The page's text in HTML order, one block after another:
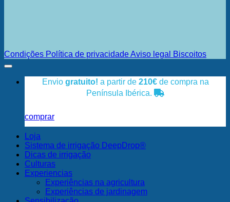
Condições Política de privacidadeAviso legal Biscoitos
Envio gratuito! a partir de 210€de compra na
Península Ibérica.
comprar
Loja
Sistema de irrigação DeepDrop®
Dicas de irrigação
Culturas
Experiencias
Experiências na agricultura
Experiências de jardinagem